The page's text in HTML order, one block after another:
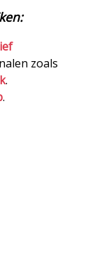
zoals
.
.